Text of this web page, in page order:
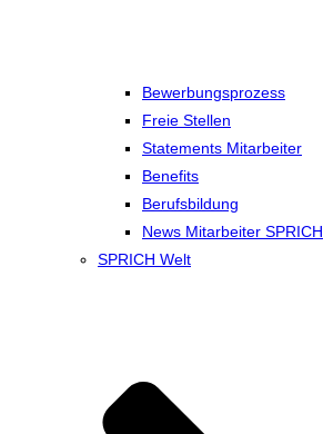
Bewerbungsprozess
Freie Stellen
Statements Mitarbeiter
Benefits
Berufsbildung
News Mitarbeiter SPRICH
SPRICH Welt